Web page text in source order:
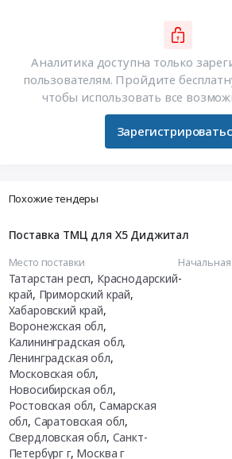
Аналитика доступна только
пользователям. Пройдите
чтобы использовать все
Похожие тендеры
Поставка ТМЦ для Х5 Диджитал
Место поставки
Татарстан респ, Краснодарский
край, Приморский край,
Хабаровский край,
Воронежская обл,
Калининградская обл,
Ленинградская обл,
Московская обл,
Новосибирская обл,
Ростовская обл, Самарская
обл, Саратовская обл,
Свердловская обл, Санкт-
Петербург г, Москва г
-